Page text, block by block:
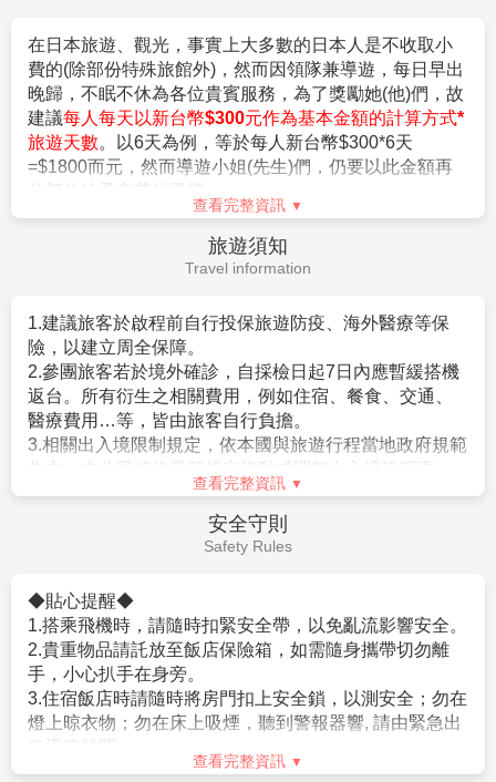
1.航空作業規定開票後即無法更改，亦無退票價值，請特別注意
並見諒。
2.滿六歲一律佔床，小孩佔床為大人團費，不佔床費用另外報
價。
3.本優惠行程報價僅適用持中華民國護照者，不適用外籍人士須
加價$3000。
4.團體房型都是兩張小床很少有一張大床房(和式房除外)，
5.團體房型很少有正3人房(三張床)，如需求加床可能會是~
(A)一大床+一行軍床 或 (B)二小床+一行軍床 或 (C)一大床+一
以上可做需求但不保證會有，會以當天入住情形為主，
若無需求到三人房請分出一人與他人同住，敬請見諒！
6.單人報名者：本行程使用飯店房型為兩人一室，無自然單間。
倘報名本行程的旅客人數無法同住雙人房(例如:單人、三人、報
名以此類推)，則須按房型補足價差，實際價差以當團說明為主。
7.貼心提醒：外籍人士需注意二次入境之辦理相關規定，且持外
國護照之旅客團費需另計。
8.本商品所搭乘之班機時間與住宿飯店，以說明會資料為準。
9.如逢上列飯店接到大型團體業務而客滿時，本公司將會以同等
司保有行程調動順序之權利。
11.本行程無法延長住宿天數、更改行程及航班。
12.如逢旺季或客滿，航空公司要求提早開立機票，繳交尾款時間
將依航空公司規定辦理，敬請見諒！
13.如因個人因素無法成行，已繳付之團體訂金依定型化旅遊契約
書中之規定辦理。
14.行程進行中如放棄行程、飯店住宿，恕不退餘團費。
15.逢旺季或客滿，航空公司要求提早開立機票，繳交尾款時間將
3.申請入境日本時須自行舉證符合以下條件：
。需持有有效護照。（且在有效期內返回本國或僑居地
者）。
。 申請人所提出的入境目的與從事的活動需一致，且須
符合日本國的出入國管理及民認定法（以下稱‘入管法’）
所規定的短期停留之停留資格及停留期間。（特別是 經
常出入日本國者，以訪問親友為目的等進入日本，須詳
盡的說明在日本停留期間的活動相關內容及與親戚、友
。申請人不曾違反入管法第五條第一項各號之相關法令
而被判刑者。（因逾期居留日本被強制遣返而尚未經一
是曾入監服刑等者，有以上拒絕入境相關事由而被日本
強制驅離過者）。
。但是，符合上述條件者也並不表示一定可入境日本，
敬請留意！
相關規定請參考日本交流協會網站各項說明。或電洽02-
2713-8000。
歲之年12月31日止，「尚未履行兵役」之具我國國籍在
台灣地區曾設有戶籍男子。
。年齡計算：當年－出生年（例：民國106年－87年次＝
19歲，87年次出生之役男，於民國106年期間，兵役年
齡皆為19歲）。
。須親自事先向相關（主管）機關單位申請短期出境許
可，有關役男申請流程、法令限制，相關應備文件或申
請許可之認定，均應依政府機構或現行法令規範辦理。
在日本旅遊、觀光，事實上大多數的日本人是不收取小
費的(除部份特殊旅館外)，然而因領隊兼導遊，每日早出
晚歸，不眠不休為各位貴賓服務，為了獎勵她(他)們，故
建議每人每天以新台幣$300元作為基本金額的計算方式*
旅遊天數。以6天為例，等於每人新台幣$300*6天
=$1800而元，然而導遊小姐(先生)們，仍要以此金額再
分部份給予辛苦的司機。
查看完整資訊
旅遊須知
Travel information
1.建議旅客於啟程前自行投保旅遊防疫、海外醫療等保
險，以建立周全保障。
2.參團旅客若於境外確診，自採檢日起7日內應暫緩搭機
返台。所有衍生之相關費用，例如住宿、餐食、交通、
醫療費用…等，皆由旅客自行負擔。
3.相關出入境限制規定，依本國與旅遊行程當地政府規範
為主，本公司將依最新規定滾動式調整出入境說明事
項。
4.提醒您，須遵守旅遊目的國之防疫規範與返臺後之本國
間）開始適用以下措施：
a.恢復免簽證措施，台灣護照入境無須辦理簽證。
★由於各國政府或移民局會依疫情情勢隨時快速變更
入、出境政令規定，本資訊僅供參考。在此，我們仍強
烈建議旅客於搭機前，務必預先查明各國官方入/出境規
定，並依各國政府最新發布之相關規定及法令公告為
查看完整資訊
安全守則
Safety Rules
◆貼心提醒◆
1.搭乘飛機時，請隨時扣緊安全帶，以免亂流影響安全。
2.貴重物品請託放至飯店保險箱，如需隨身攜帶切勿離
手，小心扒手在身旁。
3.住宿飯店時請隨時將房門扣上安全鎖，以測安全；勿在
燈上晾衣物；勿在床上吸煙，聽到警報器響, 請由緊急出
口迅速離開。
4.游泳池未開放時請勿擅自入池游泳，並切記勿單獨入
查看完整資訊